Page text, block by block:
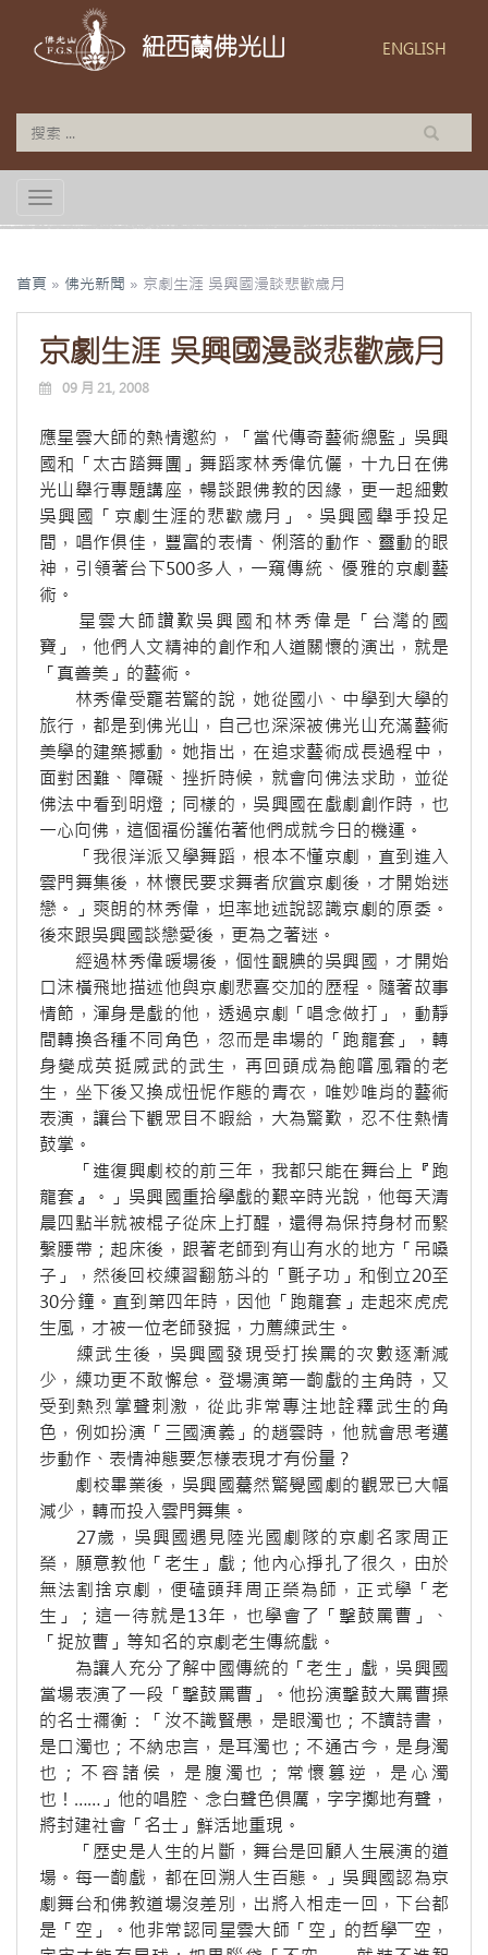
紐西蘭佛光山 ENGLISH
TOGGLE NAVIGATION
首頁 » 佛光新聞 » 京劇生涯 吳興國漫談悲歡歲月
京劇生涯 吳興國漫談悲歡歲月
09 月 21, 2008
應星雲大師的熱情邀約，「當代傳奇藝術總監」吳興
國和「太古踏舞團」舞蹈家林秀偉伉儷，十九日在佛
光山舉行專題講座，暢談跟佛教的因緣，更一起細數
吳興國「京劇生涯的悲歡歲月」。吳興國舉手投足
間，唱作俱佳，豐富的表情、俐落的動作、靈動的眼
神，引領著台下500多人，一窺傳統、優雅的京劇藝
術。
星雲大師讚歎吳興國和林秀偉是「台灣的國
寶」，他們人文精神的創作和人道關懷的演出，就是
「真善美」的藝術。
林秀偉受寵若驚的說，她從國小、中學到大學的
旅行，都是到佛光山，自己也深深被佛光山充滿藝術
美學的建築撼動。她指出，在追求藝術成長過程中，
面對困難、障礙、挫折時候，就會向佛法求助，並從
佛法中看到明燈；同樣的，吳興國在戲劇創作時，也
一心向佛，這個福份護佑著他們成就今日的機運。
「我很洋派又學舞蹈，根本不懂京劇，直到進入
雲門舞集後，林懷民要求舞者欣賞京劇後，才開始迷
戀。」爽朗的林秀偉，坦率地述說認識京劇的原委。
後來跟吳興國談戀愛後，更為之著迷。
經過林秀偉暖場後，個性靦腆的吳興國，才開始
口沫橫飛地描述他與京劇悲喜交加的歷程。隨著故事
情節，渾身是戲的他，透過京劇「唱念做打」，動靜
間轉換各種不同角色，忽而是串場的「跑龍套」，轉
身變成英挺威武的武生，再回頭成為飽嚐風霜的老
生，坐下後又換成忸怩作態的青衣，唯妙唯肖的藝術
表演，讓台下觀眾目不暇給，大為驚歎，忍不住熱情
鼓掌。
「進復興劇校的前三年，我都只能在舞台上『跑
龍套』。」吳興國重拾學戲的艱辛時光說，他每天清
晨四點半就被棍子從床上打醒，還得為保持身材而緊
繫腰帶；起床後，跟著老師到有山有水的地方「吊嗓
子」，然後回校練習翻筋斗的「氈子功」和倒立20至
30分鐘。直到第四年時，因他「跑龍套」走起來虎虎
生風，才被一位老師發掘，力薦練武生。
練武生後，吳興國發現受打挨罵的次數逐漸減
少，練功更不敢懈怠。登場演第一齣戲的主角時，又
受到熱烈掌聲刺激，從此非常專注地詮釋武生的角
色，例如扮演「三國演義」的趙雲時，他就會思考邁
步動作、表情神態要怎樣表現才有份量？
劇校畢業後，吳興國驀然驚覺國劇的觀眾已大幅
減少，轉而投入雲門舞集。
27歲，吳興國遇見陸光國劇隊的京劇名家周正
榮，願意教他「老生」戲；他內心掙扎了很久，由於
無法割捨京劇，便磕頭拜周正榮為師，正式學「老
生」；這一待就是13年，也學會了「擊鼓罵曹」、
「捉放曹」等知名的京劇老生傳統戲。
為讓人充分了解中國傳統的「老生」戲，吳興國
當場表演了一段「擊鼓罵曹」。他扮演擊鼓大罵曹操
的名士禰衡：「汝不識賢愚，是眼濁也；不讀詩書，
是口濁也；不納忠言，是耳濁也；不通古今，是身濁
也；不容諸侯，是腹濁也；常懷篡逆，是心濁
也！……」他的唱腔、念白聲色俱厲，字字擲地有聲，
將封建社會「名士」鮮活地重現。
「歷史是人生的片斷，舞台是回顧人生展演的道
場。每一齣戲，都在回溯人生百態。」吳興國認為京
劇舞台和佛教道場沒差別，出將入相走一回，下台都
是「空」。他非常認同星雲大師「空」的哲學――空，